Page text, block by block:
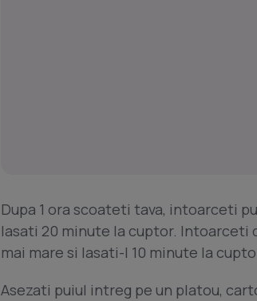
Dupa 1 ora scoateti tava, intoarceti
lasati 20 minute la cuptor. Intoarceti
mai mare si lasati-l 10 minute la
Asezati puiul intreg pe un platou,